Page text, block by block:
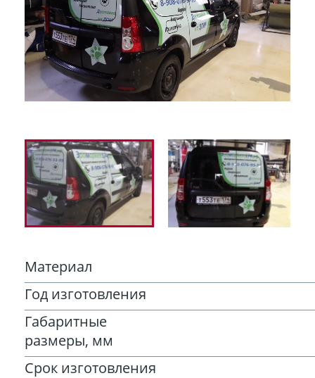
Материал
Год изготовления
Габаритные
размеры, мм
Срок изготовления